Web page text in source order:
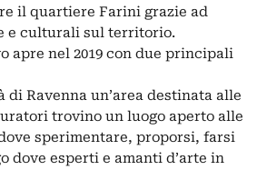
il quartiere Farini grazie ad
e culturali sul territorio.
apre nel 2019 con due principali
di Ravenna un’area destinata alle
trovino un luogo aperto alle
sperimentare, proporsi, farsi
dove esperti e amanti d’arte in